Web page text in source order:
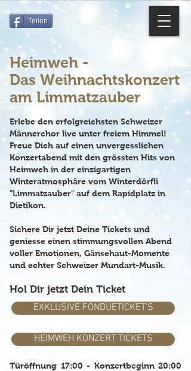
Teilen
Heimweh -
Das Weihnachtskonzert
am Limmatzauber
Erlebe den erfolgreichsten Schweizer
Männerchor live unter freiem Himmel!
Freue Dich auf einen unvergesslichen
Konzertabend mit den grössten Hits von
Heimweh in der einzigartigen
Winteratmosphäre vom Winterdörfli
"Limmatzauber" auf dem Rapidplatz in
Dietikon.
Sichere Dir jetzt Deine Tickets und
geniesse einen stimmungsvollen Abend
voller Emotionen, Gänsehaut-Momente
und echter Schweizer Mundart-Musik.
Hol Dir jetzt Dein Ticket
Türöffnung 17:00 - Konzertbeginn 20:00
HEIMWEH KONZERT TICKETS
EXKLUSIVE FONDUETICKET'S